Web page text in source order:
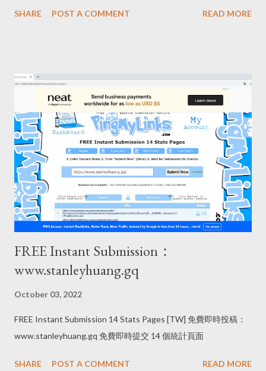
SHARE POST A COMMENT READ MORE
FREE Instant Submission：
www.stanleyhuang.gq
October 03, 2022
FREE Instant Submission 14 Stats Pages [TW] 免費即時投稿：
www.stanleyhuang.gq 免費即時提交 14 個統計頁面
SHARE POST A COMMENT READ MORE